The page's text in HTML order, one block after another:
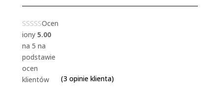
Ocen
iony 5.00
na 5 na
podstawie
ocen
klientów
(3 opinie klienta)